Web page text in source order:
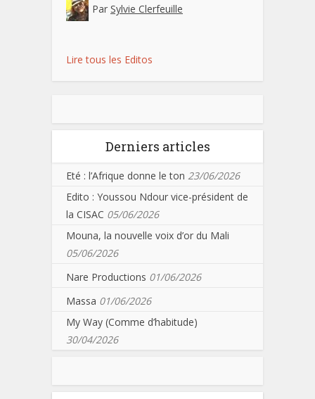
Par Sylvie Clerfeuille
Lire tous les Editos
Derniers articles
Eté : l’Afrique donne le ton 23/06/2026
Edito : Youssou Ndour vice-président de
la CISAC 05/06/2026
Mouna, la nouvelle voix d’or du Mali
05/06/2026
Nare Productions 01/06/2026
Massa 01/06/2026
My Way (Comme d’habitude)
30/04/2026